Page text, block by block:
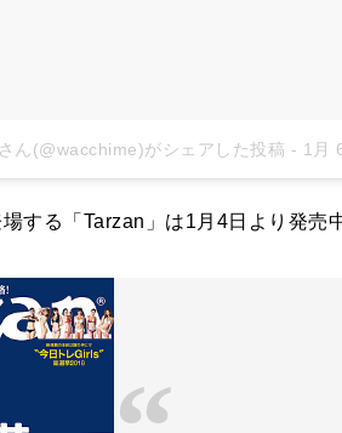
ん(@wacchime)がシェアした投稿 - 1月
する「Tarzan」は1月4日より発売